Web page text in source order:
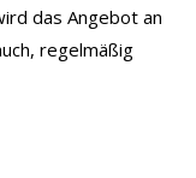
das Angebot an
regelmäßig